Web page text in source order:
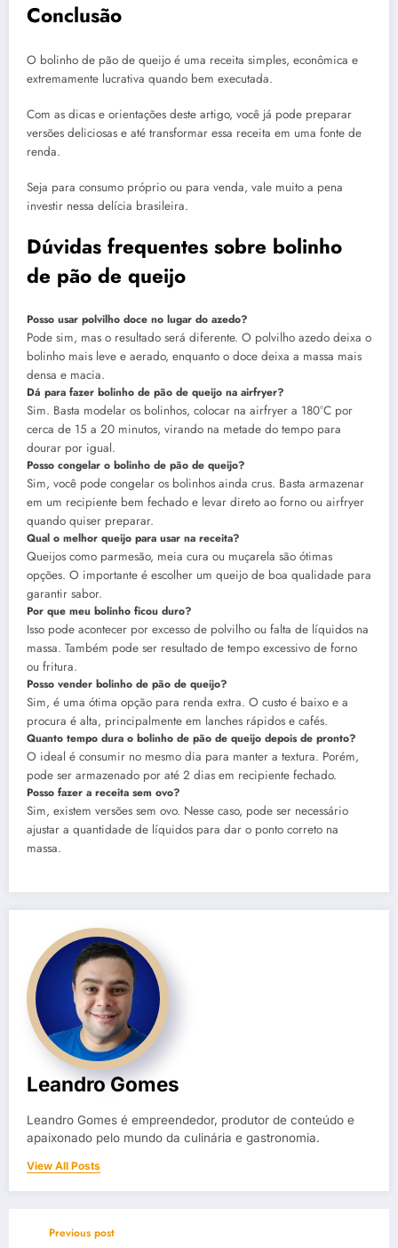
Conclusão
O bolinho de pão de queijo é uma receita simples, econômica e
extremamente lucrativa quando bem executada.
Com as dicas e orientações deste artigo, você já pode preparar
versões deliciosas e até transformar essa receita em uma fonte de
renda.
Seja para consumo próprio ou para venda, vale muito a pena
investir nessa delícia brasileira.
Dúvidas frequentes sobre bolinho
de pão de queijo
Posso usar polvilho doce no lugar do azedo?
Pode sim, mas o resultado será diferente. O polvilho azedo deixa o
bolinho mais leve e aerado, enquanto o doce deixa a massa mais
densa e macia.
Dá para fazer bolinho de pão de queijo na airfryer?
Sim. Basta modelar os bolinhos, colocar na airfryer a 180°C por
cerca de 15 a 20 minutos, virando na metade do tempo para
dourar por igual.
Posso congelar o bolinho de pão de queijo?
Sim, você pode congelar os bolinhos ainda crus. Basta armazenar
em um recipiente bem fechado e levar direto ao forno ou airfryer
quando quiser preparar.
Qual o melhor queijo para usar na receita?
Queijos como parmesão, meia cura ou muçarela são ótimas
opções. O importante é escolher um queijo de boa qualidade para
garantir sabor.
Por que meu bolinho ficou duro?
Isso pode acontecer por excesso de polvilho ou falta de líquidos na
massa. Também pode ser resultado de tempo excessivo de forno
ou fritura.
Posso vender bolinho de pão de queijo?
Sim, é uma ótima opção para renda extra. O custo é baixo e a
procura é alta, principalmente em lanches rápidos e cafés.
Quanto tempo dura o bolinho de pão de queijo depois de pronto?
O ideal é consumir no mesmo dia para manter a textura. Porém,
pode ser armazenado por até 2 dias em recipiente fechado.
Posso fazer a receita sem ovo?
Sim, existem versões sem ovo. Nesse caso, pode ser necessário
ajustar a quantidade de líquidos para dar o ponto correto na
massa.
Leandro Gomes
Leandro Gomes é empreendedor, produtor de conteúdo e
apaixonado pelo mundo da culinária e gastronomia.
View All Posts
Previous post